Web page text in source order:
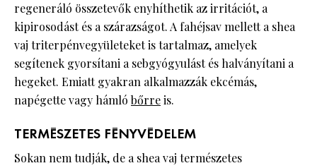
regeneráló összetevők enyhíthetik az irritációt, a
kipirosodást és a szárazságot. A fahéjsav mellett a shea
vaj triterpénvegyületeket is tartalmaz, amelyek
segítenek gyorsítani a sebgyógyulást és halványítani a
hegeket. Emiatt gyakran alkalmazzák ekcémás,
napégette vagy hámló bőrreis.
TERMÉSZETES FÉNYVÉDELEM
Sokan nem tudják, de a shea vaj természetes